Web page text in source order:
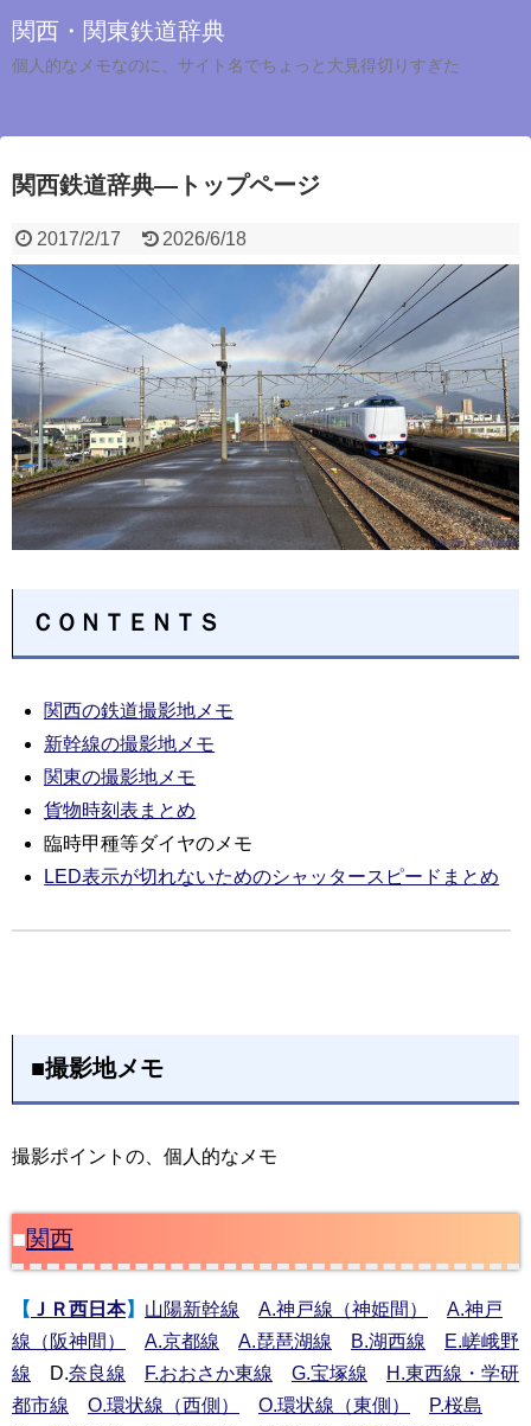
関西・関東鉄道辞典
個人的なメモなのに、サイト名でちょっと大見得切りすぎた
関西鉄道辞典―トップページ
2017/2/17 2026/6/18
ＣＯＮＴＥＮＴＳ
関西の鉄道撮影地メモ
新幹線の撮影地メモ
関東の撮影地メモ
貨物時刻表まとめ
臨時甲種等ダイヤのメモ
LED表示が切れないためのシャッタースピードまとめ
■撮影地メモ
撮影ポイントの、個人的なメモ
■関西
【 ＪＲ西日本】 山陽新幹線 A.神戸線（神姫間）
A.神戸
線（阪神間）
A.京都線 A.琵琶湖線 B.湖西線
E.嵯峨野
線 D.奈良線 F.おおさか東線 G.宝塚線
H.東西線・学研
都市線
O.環状線（西側） O.環状線（東側）
P.桜島